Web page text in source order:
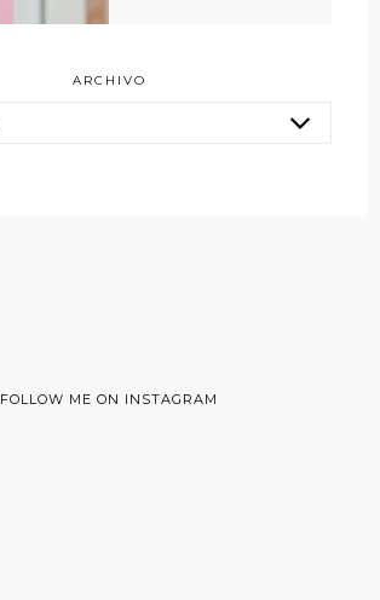
ARCHIVO
FOLLOW ME ON INSTAGRAM